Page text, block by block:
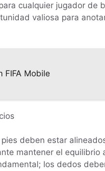
cualquier jugador de
valiosa para
FIFA Mobile
deben estar
mantener el
los dedos